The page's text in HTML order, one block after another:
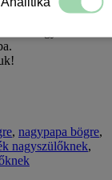
az ingyenes
, nagypapa bögre,
nagyszülőknek,